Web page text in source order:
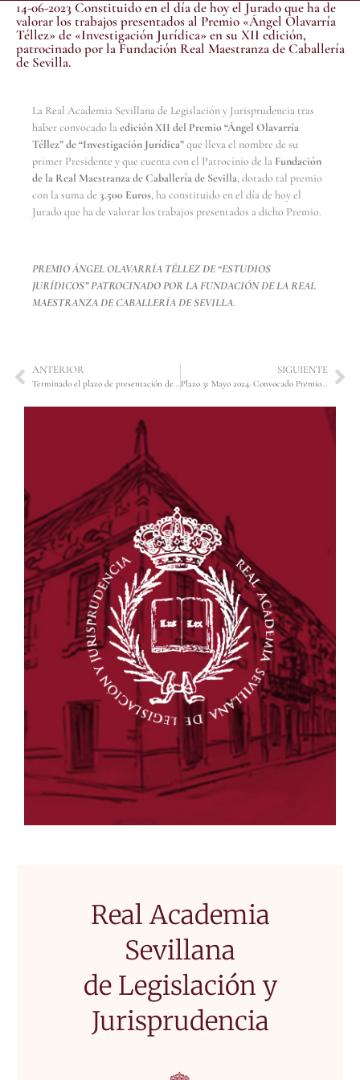
14-06-2023 Constituido en el día de hoy el Jurado que ha de
valorar los trabajos presentados al Premio «Ángel Olavarría
Téllez» de «Investigación Jurídica» en su XII edición,
patrocinado por la Fundación Real Maestranza de Caballería
de Sevilla.
La Real Academia Sevillana de Legislación y Jurisprudencia tras
haber convocado laedición XII del Premio “Ángel Olavarría
Téllez” de “Investigación Jurídica”que lleva el nombre de su
primer Presidente y que cuenta con el Patrocinio de la Fundación
de la Real Maestranza de Caballería de Sevilla, dotado tal premio
con la suma de 3.500 Euros, ha constituido en el día de hoy el
Jurado que ha de valorar los trabajos presentados a dicho Premio.
PREMIO ÁNGEL OLAVARRÍA TÉLLEZ DE “ESTUDIOS
JURÍDICOS” PATROCINADO POR LA FUNDACIÓN DE LA REAL
MAESTRANZA DE CABALLERÍA DE SEVILLA.
ANTERIOR
Terminado el plazo de presentación de trabajos para el Premio «Ángel Olavarría Téllez» de «Investigación Jurídica» en su XII edición, patrocinado por la Fundación Real Maestranza de Caballería de Sevilla, se procede ahora al periodo de evaluación de los mismos.
SIGUIENTE
Plazo 31 Mayo 2024. Convocado Premio «Ángel Olavarría Téllez» de «Investigación Jurídica» en su XIII edición.
Real Academia
Sevillana
de Legislación y
Jurisprudencia